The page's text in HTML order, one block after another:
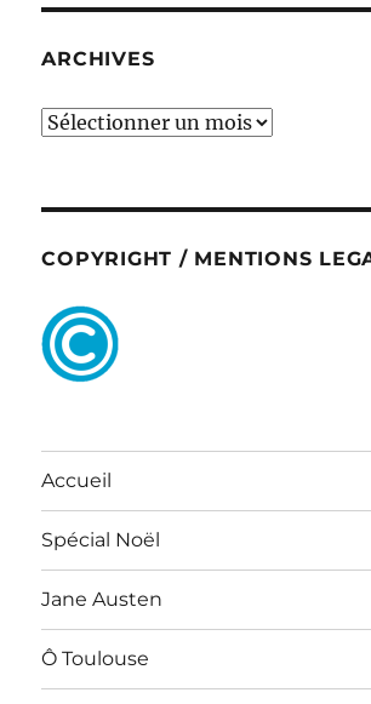
ARCHIVES
ARCHIVES
COPYRIGHT / MENTIONS
Accueil
Spécial Noël
Jane Austen
Ô Toulouse